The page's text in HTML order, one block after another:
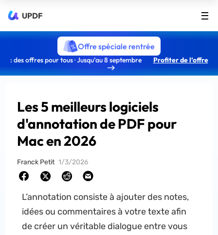
UPDF
Offre spéciale rentrée
: des offres pour tous · Jusqu’au 8 septembre Profiter de l’offre
Les 5 meilleurs logiciels
d'annotation de PDF pour
Mac en 2026
Franck Petit 1/3/2026
L’annotation consiste à ajouter des notes,
idées ou commentaires à votre texte afin
de créer un véritable dialogue entre vous